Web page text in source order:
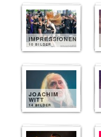
IMPRESSIONEN
10 BILDER
JOACHIM
WITT
14 BILDER